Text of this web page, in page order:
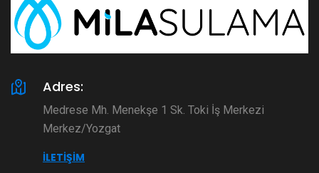
Adres:
Medrese Mh. Menekşe 1 Sk. Toki İş Merkezi
Merkez/Yozgat
İLETIŞIM